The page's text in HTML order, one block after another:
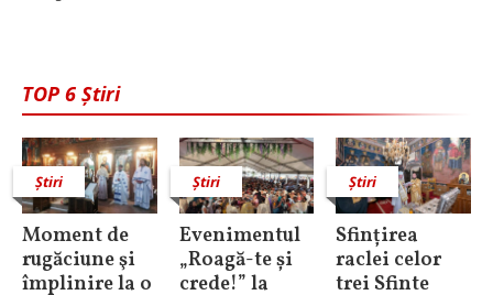
TOP 6 Știri
Știri
Moment de
rugăciune şi
împlinire la o
Știri
Evenimentul
„Roagă-te și
crede!” la
Știri
Sfințirea
raclei celor
trei Sfinte